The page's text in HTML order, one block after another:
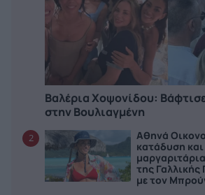
Βαλέρια Χοψονίδου:
στην Βουλιαγμένη
2
Αθηνά
κατάδυση
της Γαλλικής
με τον